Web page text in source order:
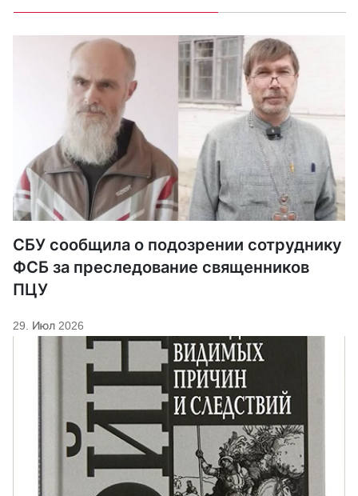
СБУ сообщила о подозрении сотруднику
ФСБ за преследование священников
ПЦУ
29. Июл 2026